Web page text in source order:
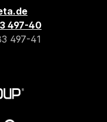
497-40
497-41